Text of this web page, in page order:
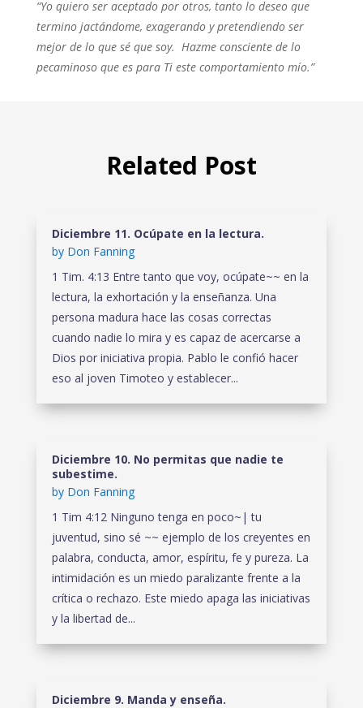
“Yo quiero ser aceptado por otros, tanto lo deseo que
termino jactándome, exagerando y pretendiendo ser
mejor de lo que sé que soy. Hazme consciente de lo
pecaminoso que es para Ti este comportamiento mío.”
Related Post
Diciembre 11. Ocúpate en la lectura.
by Don Fanning
1 Tim. 4:13 Entre tanto que voy, ocúpate~~ en la
lectura, la exhortación y la enseñanza. Una
persona madura hace las cosas correctas
cuando nadie lo mira y es capaz de acercarse a
Dios por iniciativa propia. Pablo le confió hacer
eso al joven Timoteo y establecer...
Diciembre 10. No permitas que nadie te
subestime.
by Don Fanning
1 Tim 4:12 Ninguno tenga en poco~| tu
juventud, sino sé ~~ ejemplo de los creyentes en
palabra, conducta, amor, espíritu, fe y pureza. La
intimidación es un miedo paralizante frente a la
crítica o rechazo. Este miedo apaga las iniciativas
y la libertad de...
Diciembre 9. Manda y enseña.